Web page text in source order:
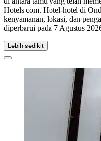
Hotels.com. Hotel-hotel di
kenyamanan, lokasi, dan
diperbarui pada 7 Agustus
Lebih sedikit